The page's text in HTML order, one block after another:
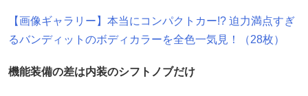
【画像ギャラリー】本当にコンパクトカー!? 迫力満点すぎ
るバンディットのボディカラーを全色一気見！（28枚）
機能装備の差は内装のシフトノブだけ